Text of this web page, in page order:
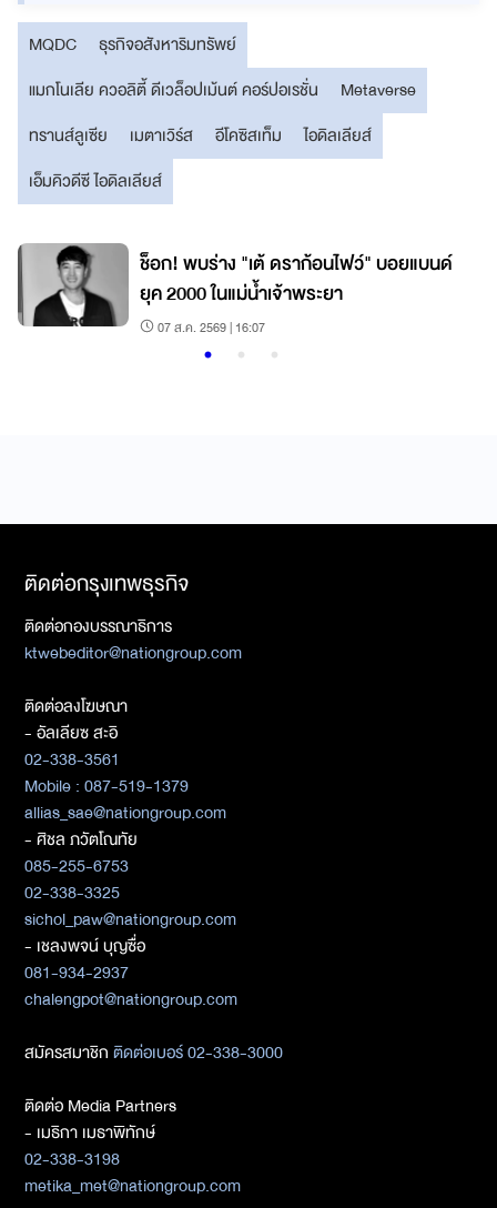
MQDC
ธุรกิจอสังหาริมทรัพย์
แมกโนเลีย ควอลิตี้ ดีเวล็อปเม้นต์ คอร์ปอเรชั่น
Metaverse
ทรานส์ลูเซีย
เมตาเวิร์ส อีโคซิสเท็ม
ไอดิลเลียส์
เอ็มคิวดีซี ไอดิลเลียส์
ช็อก! พบร่าง "เต้ ดราก้อนไฟว์" บอยแบนด์
ยุค 2000 ในแม่น้ำเจ้าพระยา
07 ส.ค. 2569 | 16:07
ติดต่อกรุงเทพธุรกิจ
ติดต่อกองบรรณาธิการ
ktwebeditor@nationgroup.com
ติดต่อลงโฆษณา
- อัลเลียซ สะอิ
02-338-3561
Mobile : 087-519-1379
allias_sae@nationgroup.com
- ศิชล ภวัตโณทัย
085-255-6753
02-338-3325
sichol_paw@nationgroup.com
- เชลงพจน์ บุญซื่อ
081-934-2937
chalengpot@nationgroup.com
สมัครสมาชิกติดต่อเบอร์ 02-338-3000
ติดต่อ Media Partners
- เมธิกา เมธาพิทักษ์
02-338-3198
metika_met@nationgroup.com